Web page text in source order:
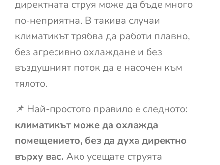
директната струя може да бъде много
по-неприятна. В такива случаи
климатикът трябва да работи плавно,
без агресивно охлаждане и без
въздушният поток да е насочен към
тялото.
📌 Най-простото правило е следното:
климатикът може да охлажда
помещението, без да духа директно
върху вас. Ако усещате струята